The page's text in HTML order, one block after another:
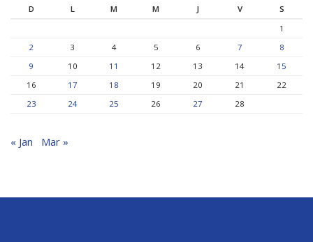
D L M M J V
S
1
2
3 4 5 6 7
8
9
10 11 12 13 14
15
16
17 18 19 20 21
22
23
24 25 26 27 28
« Jan Mar »